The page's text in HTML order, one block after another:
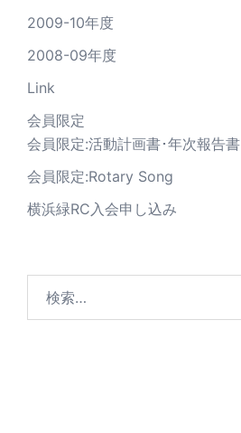
2009-10年度
2008-09年度
Link
会員限定
会員限定:活動計画書･年次報告書
会員限定:Rotary Song
横浜緑RC入会申し込み